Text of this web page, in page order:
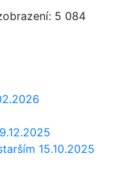
15.10.2025
5 084